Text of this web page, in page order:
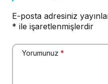
E-posta adresiniz
* ile işaretlenmişlerdir
Yorumunuz *